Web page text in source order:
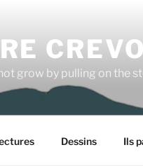
grow by pulling on the
Dessins Ils